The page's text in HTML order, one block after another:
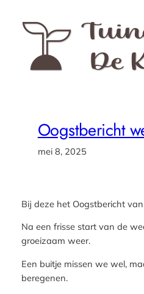
naar
Oogstbericht
mei 8, 2025
Bij deze het Oogstbericht
Na een frisse start van de
groeizaam weer.
Een buitje missen we wel,
beregenen.